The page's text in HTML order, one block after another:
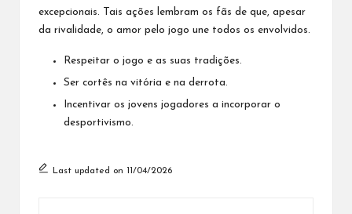
excepcionais. Tais ações lembram os fãs de que, apesar
da rivalidade, o amor pelo jogo une todos os envolvidos.
Respeitar o jogo e as suas tradições.
Ser cortês na vitória e na derrota.
Incentivar os jovens jogadores a incorporar o
desportivismo.
Last updated on 11/04/2026